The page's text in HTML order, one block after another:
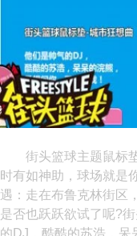
街头篮球主题鼠标垫
时有如神助，球场就是
遇：走在布鲁克林街区
是否也跃跃欲试了呢?